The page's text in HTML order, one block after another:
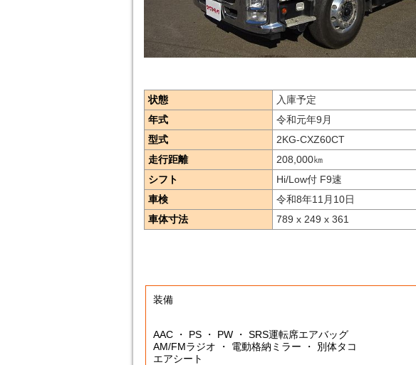
状態
入庫予定
年式
令和元年9月
型式
2KG-CXZ60CT
走行距離
208,000㎞
シフト
Hi/Low付 F9速
車検
令和8年11月10日
車体寸法
789 x 249 x 361
装備
AAC ・ PS ・ PW ・ SRS運転席エアバッグ
AM/FMラジオ ・ 電動格納ミラー ・ 別体タコ
エアシート